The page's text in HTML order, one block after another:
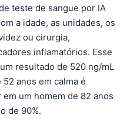
teste de sangue por IA
a idade, as unidades, os
ou cirurgia,
inflamatórios. Esse
resultado de 520 ng/mL
anos em calma é
um homem de 82 anos
de 90%.